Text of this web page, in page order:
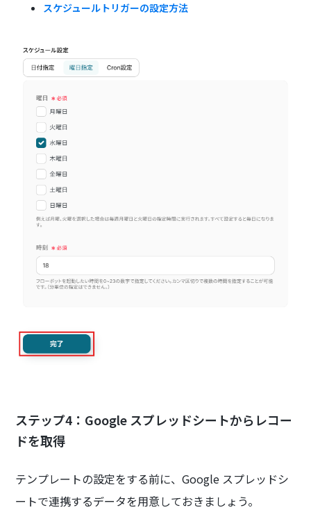
スケジュールトリガーの設定方法
ステップ4：Google スプレッドシートからレコー
ドを取得
テンプレートの設定をする前に、Google スプレッドシ
ートで連携するデータを用意しておきましょう。